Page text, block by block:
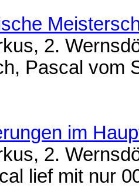
2.
Pascal vom
im
2.
lief mit nur